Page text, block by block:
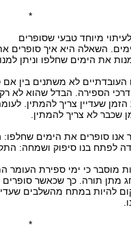
מיוחד טבעי שסופרים
השאלה היא איך סופרים
את הימים שחלפו וניתן
העובדתיים לא משתנים בין
דרכי הספירה. הבדל שהוא לא
שעדיין צריך להמתין.
שכבר לא צריך להמתין.
סופרים את הימים שחלפו:
לפתח בנו סיפוק ושמחה:
מוסבר כי ימי ספירת העומר
מתן תורה. כך שכאשר
להיות במתח מהשלבים